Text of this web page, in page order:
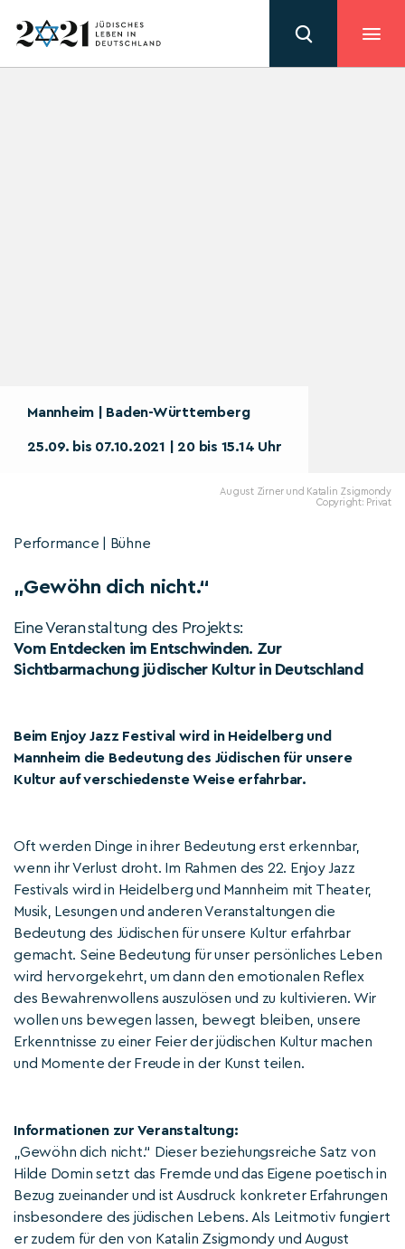
Mannheim | Baden-Württemberg
25.09. bis 07.10.2021 | 20 bis 15.14 Uhr
August Zirner und Katalin Zsigmondy
Copyright: Privat
Performance | Bühne
„Gewöhn dich nicht.“
Eine Veranstaltung des Projekts:
Vom Entdecken im Entschwinden. Zur
Sichtbarmachung jüdischer Kultur in Deutschland
Beim Enjoy Jazz Festival wird in Heidelberg und
Mannheim die Bedeutung des Jüdischen für unsere
Kultur auf verschiedenste Weise erfahrbar.
Oft werden Dinge in ihrer Bedeutung erst erkennbar,
wenn ihr Verlust droht. Im Rahmen des 22. Enjoy Jazz
Festivals wird in Heidelberg und Mannheim mit Theater,
Musik, Lesungen und anderen Veranstaltungen die
Bedeutung des Jüdischen für unsere Kultur erfahrbar
gemacht. Seine Bedeutung für unser persönliches Leben
wird hervorgekehrt, um dann den emotionalen Reflex
des Bewahrenwollens auszulösen und zu kultivieren. Wir
wollen uns bewegen lassen, bewegt bleiben, unsere
Erkenntnisse zu einer Feier der jüdischen Kultur machen
und Momente der Freude in der Kunst teilen.
Informationen zur Veranstaltung:
„Gewöhn dich nicht.“ Dieser beziehungsreiche Satz von
Hilde Domin setzt das Fremde und das Eigene poetisch in
Bezug zueinander und ist Ausdruck konkreter Erfahrungen
insbesondere des jüdischen Lebens. Als Leitmotiv fungiert
er zudem für den von Katalin Zsigmondy und August